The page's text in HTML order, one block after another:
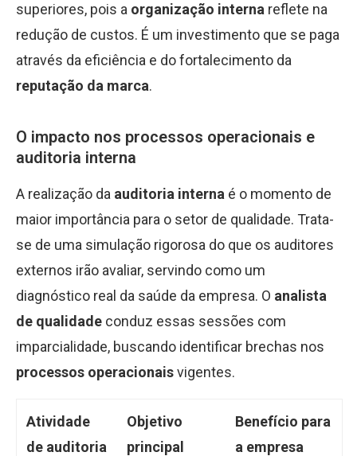
superiores, pois a organização interna reflete na
redução de custos. É um investimento que se paga
através da eficiência e do fortalecimento da
reputação da marca.
O impacto nos processos operacionais e
auditoria interna
A realização da auditoria interna é o momento de
maior importância para o setor de qualidade. Trata-
se de uma simulação rigorosa do que os auditores
externos irão avaliar, servindo como um
diagnóstico real da saúde da empresa. O analista
de qualidade conduz essas sessões com
imparcialidade, buscando identificar brechas nos
processos operacionaisvigentes.
Atividade
de auditoria
Objetivo
principal
Benefício para
a empresa